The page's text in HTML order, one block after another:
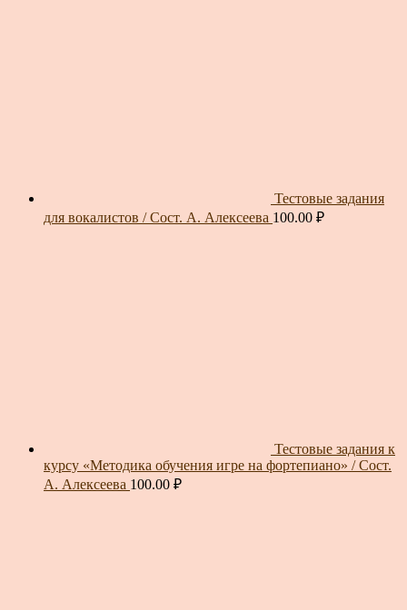
Тестовые задания
для вокалистов / Сост. А. Алексеева 100.00 ₽
Тестовые задания к
курсу «Методика обучения игре на фортепиано» / Сост.
А. Алексеева 100.00 ₽